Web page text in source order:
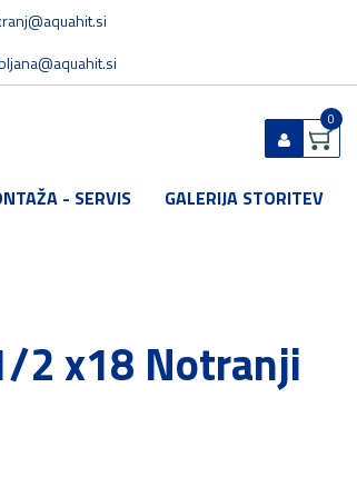
0
- SERVIS GALERIJA STORITEV
2 x18 Notranji